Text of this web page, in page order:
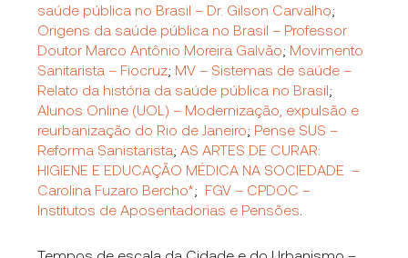
saúde pública no Brasil – Dr. Gilson Carvalho;
Origens da saúde pública no Brasil – Professor
Doutor Marco Antônio Moreira Galvão; Movimento
Sanitarista – Fiocruz; MV – Sistemas de saúde –
Relato da história da saúde pública no Brasil;
Alunos Online (UOL) – Modernização, expulsão e
reurbanização do Rio de Janeiro; Pense SUS –
Reforma Sanistarista;AS ARTES DE CURAR:
HIGIENE E EDUCAÇÃO MÉDICA NA SOCIEDADE –
Carolina Fuzaro Bercho*; FGV – CPDOC –
Institutos de Aposentadorias e Pensões